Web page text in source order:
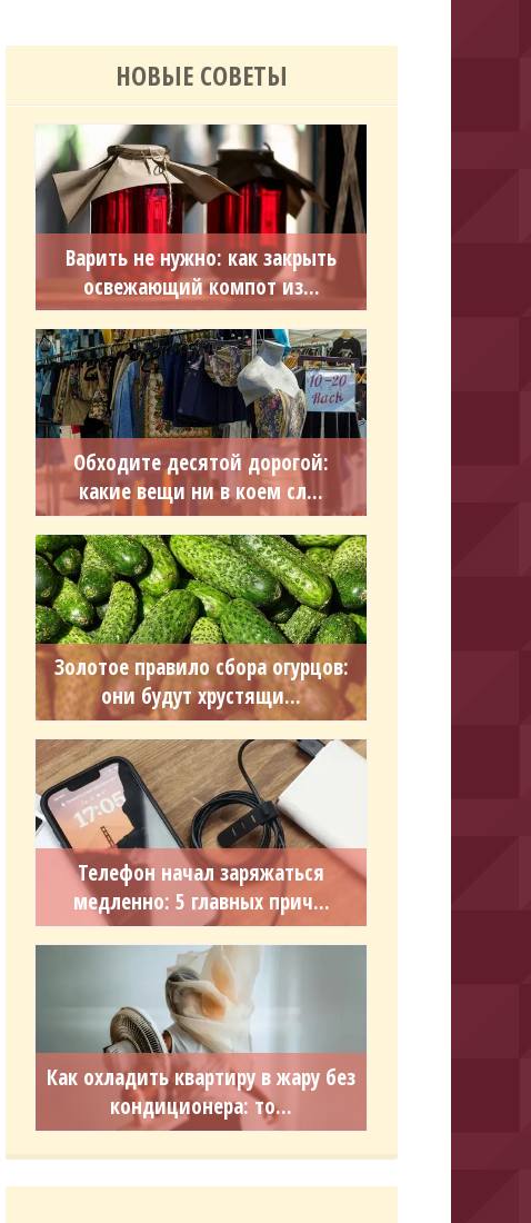
НОВЫЕ СОВЕТЫ
Варить не нужно: как закрыть
освежающий компот из...
Обходите десятой дорогой:
какие вещи ни в коем сл...
Золотое правило сбора огурцов:
они будут хрустящи...
Телефон начал заряжаться
медленно: 5 главных прич...
Как охладить квартиру в жару без
кондиционера: то...